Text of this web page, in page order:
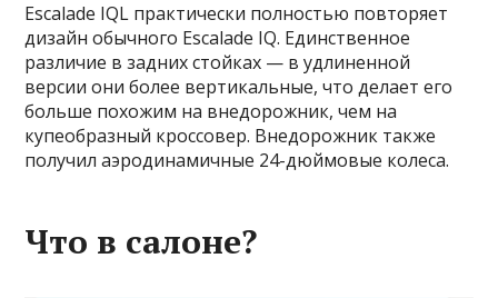
Escalade IQL практически полностью повторяет
дизайн обычного Escalade IQ. Единственное
различие в задних стойках — в удлиненной
версии они более вертикальные, что делает его
больше похожим на внедорожник, чем на
купеобразный кроссовер. Внедорожник также
получил аэродинамичные 24-дюймовые колеса.
Что в салоне?